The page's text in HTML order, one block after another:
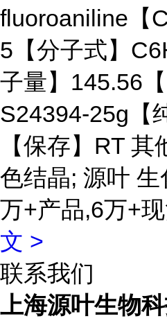
fluoroaniline【
5【分子式】
子量】145.56【
S24394-25g【
【保存】RT
色结晶; 源叶
万+产品,6万+现
文 >
联系我们
上海源叶生物